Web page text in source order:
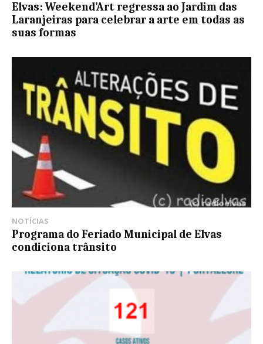
Elvas: Weekend’Art regressa ao Jardim das
Laranjeiras para celebrar a arte em todas as
suas formas
NOTÍCIAS
Programa do Feriado Municipal de Elvas
condiciona trânsito